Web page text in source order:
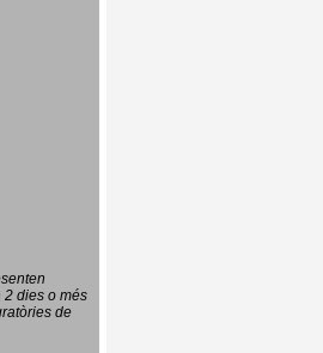
dies o més
de